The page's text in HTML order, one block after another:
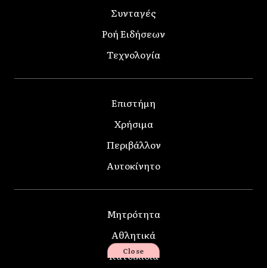
Συνταγές
Ροή Ειδήσεων
Τεχνολογία
Επιστήμη
Χρήσιμα
Περιβάλλον
Αυτοκίνητο
Μητρότητα
Αθλητικά
Κατοικίδια
Close